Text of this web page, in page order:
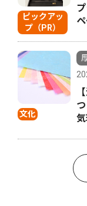
ピックアッ
プ（PR）
文化